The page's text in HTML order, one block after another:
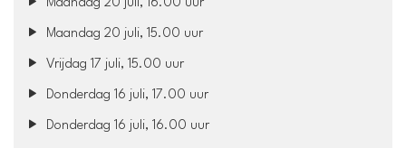
Maandag 20 juli, 16.00 uur
Maandag 20 juli, 15.00 uur
Vrijdag 17 juli, 15.00 uur
Donderdag 16 juli, 17.00 uur
Donderdag 16 juli, 16.00 uur